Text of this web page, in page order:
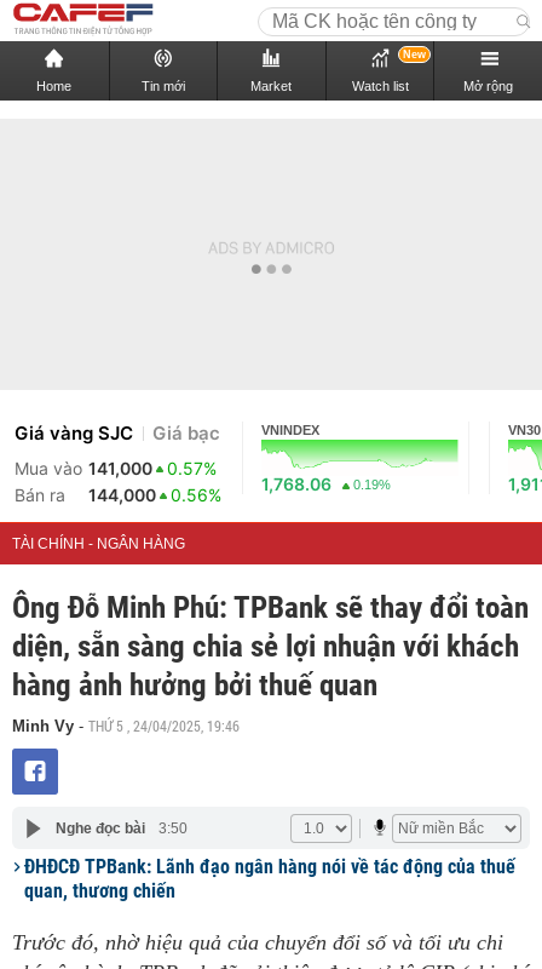
Home Tin mới Market Watch list
New
Mở rộng
Giá vàng SJC Giá bạc
Mua vào 141,000
0.57%
Bán ra
144,000 0.56%
VNINDEX
1,768.06 0.19%
VN30
TÀI CHÍNH - NGÂN HÀNG
Ông Đỗ Minh Phú: TPBank sẽ thay đổi toàn
diện, sẵn sàng chia sẻ lợi nhuận với khách
hàng ảnh hưởng bởi thuế quan
Minh Vy - THỨ 5 , 24/04/2025, 19:46
Nghe đọc bài 3:50
ĐHĐCĐ TPBank: Lãnh đạo ngân hàng nói về tác động của thuế
quan, thương chiến
Trước đó, nhờ hiệu quả của chuyển đổi số và tối ưu chi